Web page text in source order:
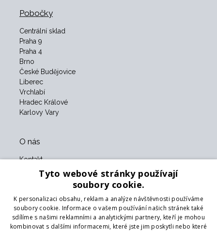
Pobočky
Centrální sklad
Praha 9
Praha 4
Brno
České Budějovice
Liberec
Vrchlabí
Hradec Králové
Karlovy Vary
O nás
Kontakt
Obchodní podmínky
Naši partneři
Formulář pro vrácení zboží
Vrácení zboží
Tyto webové stránky používají
soubory cookie.
K personalizaci obsahu, reklam a analýze návštěvnosti používáme
soubory cookie. Informace o vašem používání našich stránek také
sdílíme s našimi reklamními a analytickými partnery, kteří je mohou
kombinovat s dalšími informacemi, které jste jim poskytli nebo které